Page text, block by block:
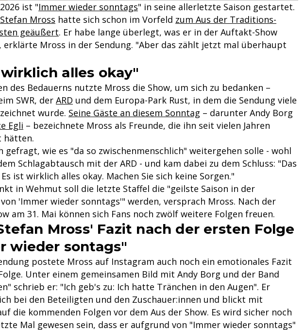
ist "Immer wieder sonntags" in seine allerletzte Saison gestartet.
Stefan Mross hatte sich schon im Vorfeld zum Aus der Traditions-
geäußert. Er habe lange überlegt, was er in der Auftakt-Show
erklärte Mross in der Sendung. "Aber das zählt jetzt mal überhaupt
alles okay"
des Bedauerns nutzte Mross die Show, um sich zu bedanken –
SWR, der ARD und dem Europa-Park Rust, in dem die Sendung viele
wurde. Seine Gäste an diesem Sonntag – darunter Andy Borg
Egli – bezeichnete Mross als Freunde, die ihn seit vielen Jahren
hätten.
gefragt, wie es "da so zwischenmenschlich" weitergehen solle - wohl
Schlagabtausch mit der ARD - und kam dabei zu dem Schluss: "Das
ist wirklich alles okay. Machen Sie sich keine Sorgen."
in Wehmut soll die letzte Staffel die "geilste Saison in der
'Immer wieder sonntags'" werden, versprach Mross. Nach der
am 31. Mai können sich Fans noch zwölf weitere Folgen freuen.
Mross' Fazit nach der ersten Folge
wieder sontags"
postete Mross auf Instagram auch noch ein emotionales Fazit
Unter einem gemeinsamen Bild mit Andy Borg und der Band
schrieb er: "Ich geb's zu: Ich hatte Tränchen in den Augen". Er
bei den Beteiligten und den Zuschauer:innen und blickt mit
die kommenden Folgen vor dem Aus der Show. Es wird sicher noch
Mal gewesen sein, dass er aufgrund von "Immer wieder sonntags"